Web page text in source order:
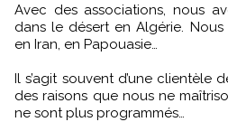
Avec des associations, nous
dans le désert en Algérie. Nous
en Iran, en Papouasie…
Il s’agit souvent d’une clientèle
des raisons que nous ne
ne sont plus programmés…